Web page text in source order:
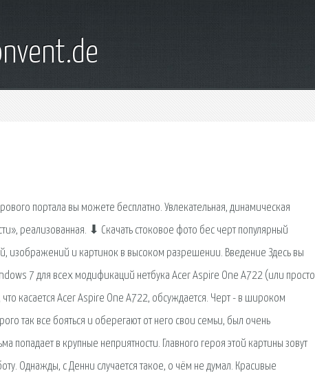
портала вы можете бесплатно. Увлекательная, динамическая
реализованная. ⬇ Скачать стоковое фото бес черт популярный
изображений и картинок в высоком разрешении. Введение Здесь вы
7 для всех модификаций нетбука Acer Aspire One A722 (или просто
касается Acer Aspire One A722, обсуждается. Черт - в широком
так все бояться и оберегают от него свои семьи, был очень
попадает в крупные неприятности. Главного героя этой картины зовут
Однажды, с Денни случается такое, о чём не думал. Красивые